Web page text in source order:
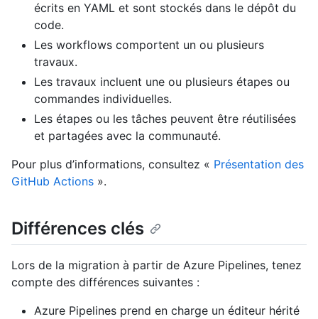
écrits en YAML et sont stockés dans le dépôt du
code.
Les workflows comportent un ou plusieurs
travaux.
Les travaux incluent une ou plusieurs étapes ou
commandes individuelles.
Les étapes ou les tâches peuvent être réutilisées
et partagées avec la communauté.
Pour plus d’informations, consultez « Présentation des
GitHub Actions ».
Différences clés
Lors de la migration à partir de Azure Pipelines, tenez
compte des différences suivantes :
Azure Pipelines prend en charge un éditeur hérité